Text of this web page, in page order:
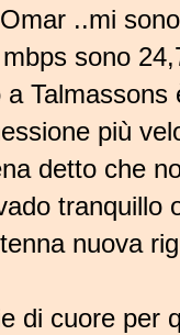
..mi
sono
a
più
detto che
tranquillo
nuova
di cuore per